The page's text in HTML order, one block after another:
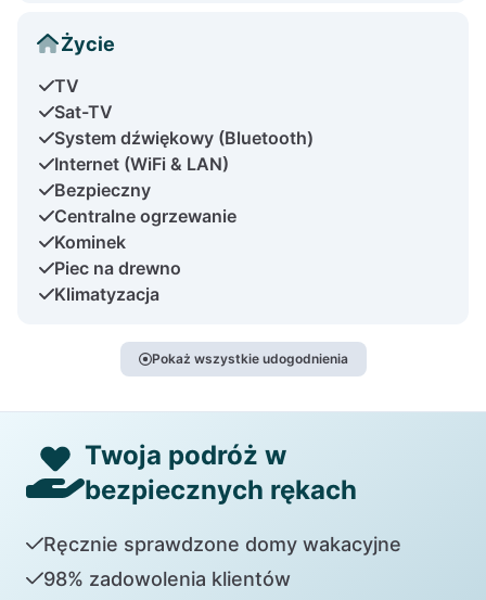
Życie
TV
Sat-TV
System dźwiękowy (Bluetooth)
Internet (WiFi & LAN)
Bezpieczny
Centralne ogrzewanie
Kominek
Piec na drewno
Klimatyzacja
Pokaż wszystkie udogodnienia
Twoja podróż w
bezpiecznych rękach
Ręcznie sprawdzone domy wakacyjne
98% zadowolenia klientów